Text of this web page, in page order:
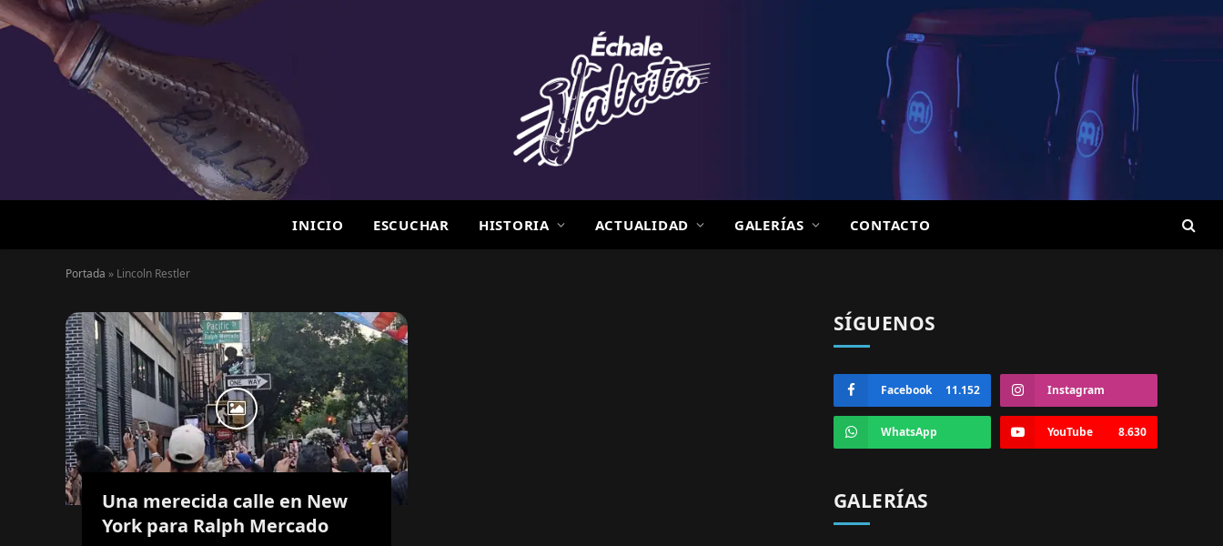
INICIO ESCUCHAR HISTORIA ACTUALIDAD GALERÍAS CONTACTO
Portada » Lincoln Restler
Una merecida calle en New
York para Ralph Mercado
SÍGUENOS
Facebook 11.152 Instagram
WhatsApp YouTube 8.630
GALERÍAS